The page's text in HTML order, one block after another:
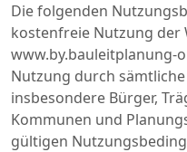
Die folgenden
kostenfreie Nutzung der
www.by.bauleitplanung-
Nutzung durch sämtliche
insbesondere Bürger,
Kommunen und
gültigen